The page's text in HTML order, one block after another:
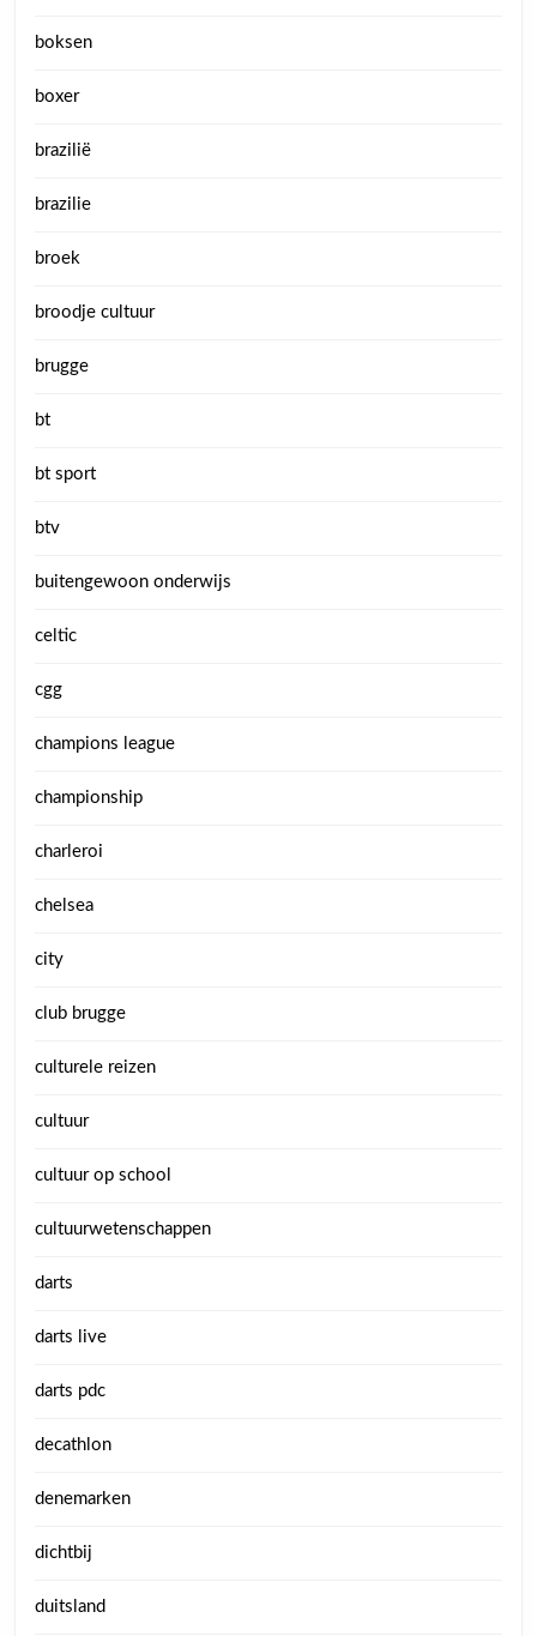
boksen
boxer
brazilië
brazilie
broek
broodje cultuur
brugge
bt
bt sport
btv
buitengewoon onderwijs
celtic
cgg
champions league
championship
charleroi
chelsea
city
club brugge
culturele reizen
cultuur
cultuur op school
cultuurwetenschappen
darts
darts live
darts pdc
decathlon
denemarken
dichtbij
duitsland